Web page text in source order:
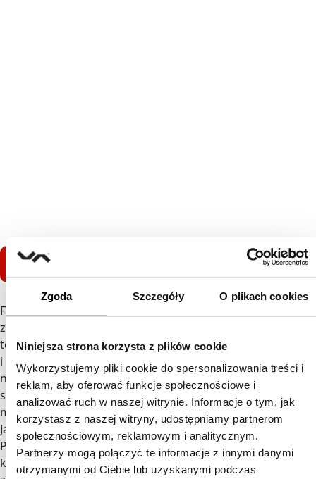
Zgoda Szczegóły O plikach cookies
Niniejsza strona korzysta z plików cookie
Wykorzystujemy pliki cookie do spersonalizowania treści i
reklam, aby oferować funkcje społecznościowe i
analizować ruch w naszej witrynie. Informacje o tym, jak
korzystasz z naszej witryny, udostępniamy partnerom
społecznościowym, reklamowym i analitycznym.
Partnerzy mogą połączyć te informacje z innymi danymi
otrzymanymi od Ciebie lub uzyskanymi podczas
Dowiedz się więcej
Fachowa wiedza, bogate doświadczenie oraz współpraca
z najlepszymi światowymi producentami i liderami danej
technologii sprawia, że dobieramy, integrujemy
i wdrażamy jak najlepsze rozwiązania, przekładające się
na maksymalną wydajność procesu pakowania. Zajmujemy
się dystrybucją, wdrażaniem i serwisem jednostkowych
maszyn pakujących oraz kompletnych linii pakujących.
Jakość to najważniejszy wykładnik naszej działalności.
Posiadamy zespół doskonałych techników,
którzy są w stanie zrealizować każde zlecenie – zarówno